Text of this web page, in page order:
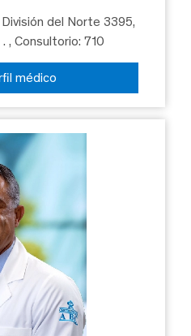
del Norte 3395,
., Consultorio: 710
médico